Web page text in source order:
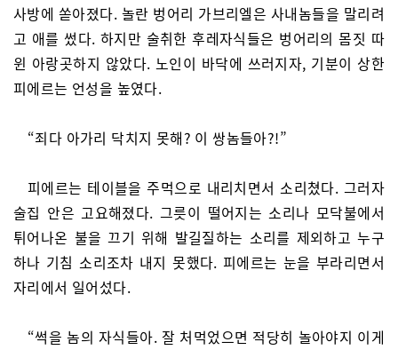
사방에 쏟아졌다. 놀란 벙어리 가브리엘은 사내놈들을 말리려
고 애를 썼다. 하지만 술취한 후레자식들은 벙어리의 몸짓 따
윈 아랑곳하지 않았다. 노인이 바닥에 쓰러지자, 기분이 상한
피에르는 언성을 높였다.
“죄다 아가리 닥치지 못해? 이 쌍놈들아?!”
피에르는 테이블을 주먹으로 내리치면서 소리쳤다. 그러자
술집 안은 고요해졌다. 그릇이 떨어지는 소리나 모닥불에서
튀어나온 불을 끄기 위해 발길질하는 소리를 제외하고 누구
하나 기침 소리조차 내지 못했다. 피에르는 눈을 부라리면서
자리에서 일어섰다.
“썩을 놈의 자식들아. 잘 처먹었으면 적당히 놀아야지 이게